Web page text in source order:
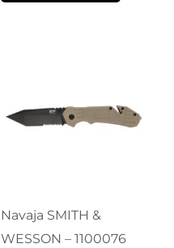
Navaja SMITH &
WESSON – 1100076